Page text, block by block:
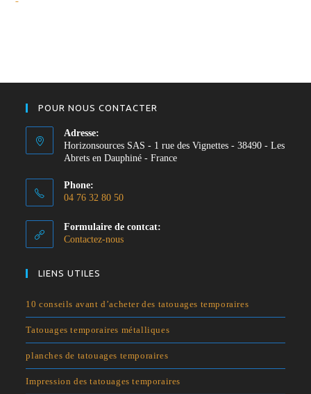
POUR NOUS CONTACTER
Adresse:
Horizonsources SAS - 1 rue des Vignettes - 38490 - Les
Abrets en Dauphiné - France
Phone:
04 76 32 80 50
dans
Formulaire de contcat:
Contactez-nous
LIENS UTILES
10 conseils avant d’acheter des tatouages temporaires
Tatouages temporaires métalliques
planches de tatouages temporaires
Impression des tatouages temporaires